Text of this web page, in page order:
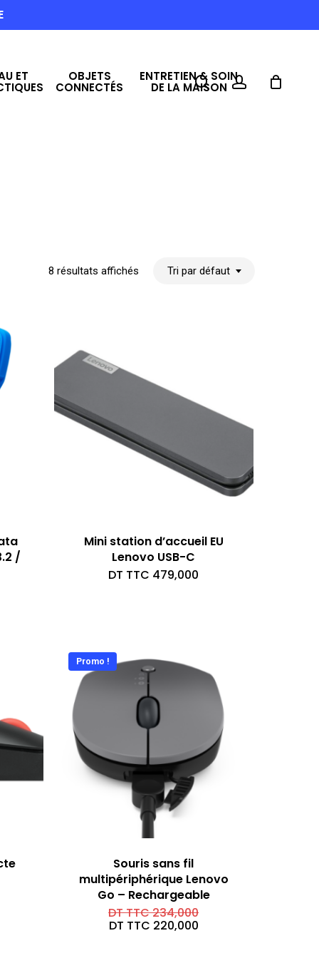
ET OBJETS
CONNECTÉS
ENTRETIEN & SOIN
DE LA MAISONsearchaccount
8 résultats affichés Tri par défaut
/
Mini station d’accueil EU
Lenovo USB-C
DT TTC 479,000
Promo !
Souris sans fil
multipériphérique Lenovo
Go – Rechargeable
DT TTC234,000Le
DT TTC 220,000Le